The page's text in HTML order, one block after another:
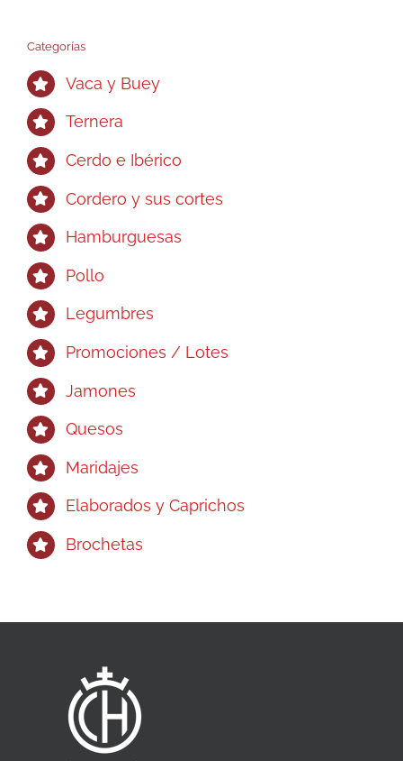
Categorías
Vaca y Buey
Ternera
Cerdo e Ibérico
Cordero y sus cortes
Hamburguesas
Pollo
Legumbres
Promociones / Lotes
Jamones
Quesos
Maridajes
Elaborados y Caprichos
Brochetas